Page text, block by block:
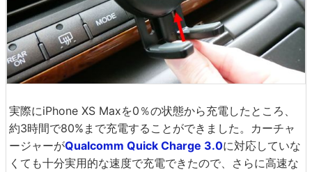
実際にiPhone XS Maxを0％の状態から充電したところ、
約3時間で80%まで充電することができました。カーチャ
ージャーがQualcomm Quick Charge 3.0に対応していな
くても十分実用的な速度で充電できたので、さらに高速な